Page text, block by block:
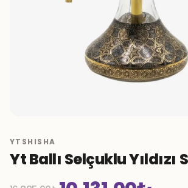
YTSHISHA
Yt Ballı Selçuklu Yıldızı